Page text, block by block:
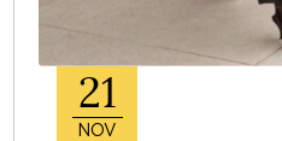
21
NOV